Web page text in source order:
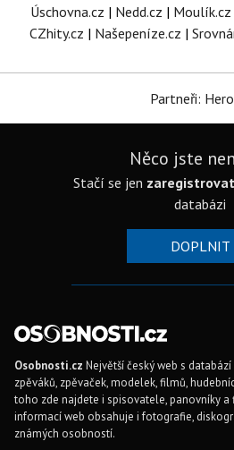
Úschovna.cz | Nedd.cz | Moulík.cz
CZhity.cz | Našepeníze.cz |
Partneři:
Něco jste
Stačí se jen zaregistrovat
databázi
DOPLNIT
Osobnosti.cz Největší český web s
zpěváků, zpěvaček, modelek, filmů,
toho zde najdete i spisovatele, panovníky a
informací web obsahuje i fotografie,
známých osobností.